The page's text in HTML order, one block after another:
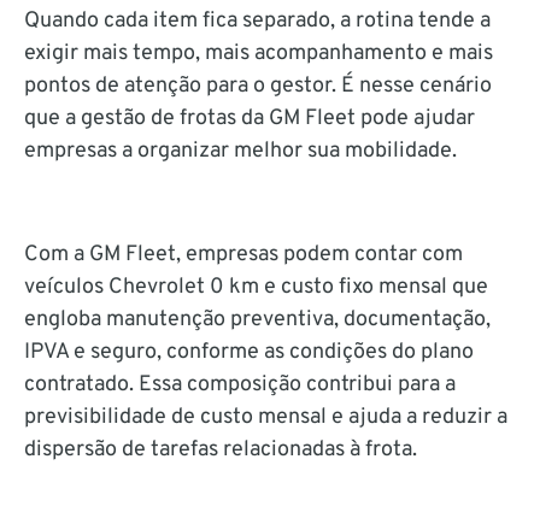
Quando cada item fica separado, a rotina tende a
exigir mais tempo, mais acompanhamento e mais
pontos de atenção para o gestor. É nesse cenário
que a gestão de frotas da GM Fleet pode ajudar
empresas a organizar melhor sua mobilidade.
Com a GM Fleet, empresas podem contar com
veículos Chevrolet 0 km e custo fixo mensal que
engloba manutenção preventiva, documentação,
IPVA e seguro, conforme as condições do plano
contratado. Essa composição contribui para a
previsibilidade de custo mensal e ajuda a reduzir a
dispersão de tarefas relacionadas à frota.